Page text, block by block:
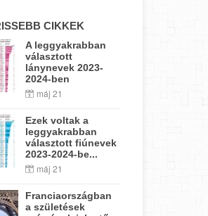
CIKKEK
A leggyakrabban
választott
lánynevek 2023-
2024-ben
máj 21
Ezek voltak a
leggyakrabban
választott fiúnevek
2023-2024-be...
máj 21
Franciaországban
a születések